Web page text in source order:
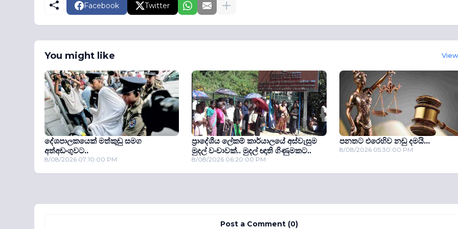
Facebook Twitter
You might like
දේශපාලකයෙක් මත්කුඩු සමග
අත්අඩංගුවට..
8/08/2026 07:10:00 PM
ප්‍රාදේශීය ලේකම් කාර්යාලයේ අස්වැසුම
මුදල් වංචාවක්.. මුදල් ඥාති ගිණුමකට..
8/08/2026 06:20:00 PM
පනතට එරෙහිව නඩු දමයි...
8/08/2026 05:30:00 PM
Post a Comment (0)